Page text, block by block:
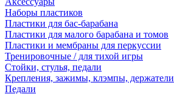
Наборы пластиков
Пластики для бас-барабана
Пластики для малого барабана и томов
Пластики и мембраны для перкуссии
Тренировочные / для тихой игры
Стойки, стулья, педали
Крепления, зажимы, клэмпы, держатели
Педали